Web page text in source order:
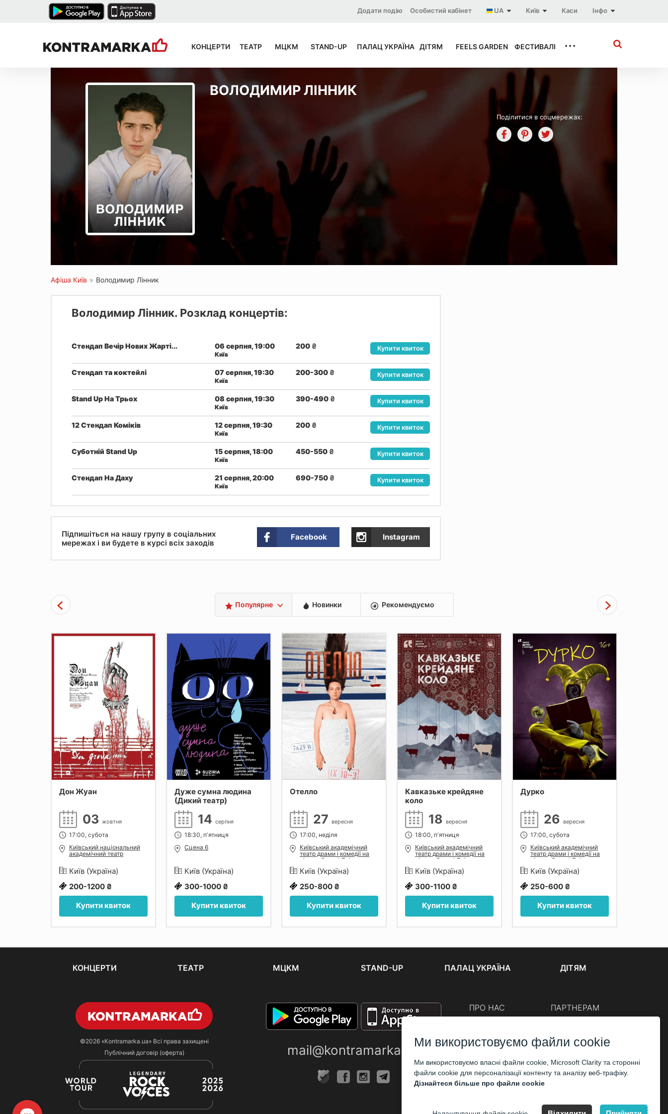
Інфо
Каси
Київ
UA
Особистий кабінет
Додати подію
КОНЦЕРТИ ТЕАТР МЦКМ STAND-UP ПАЛАЦ УКРАЇНА ДІТЯМ FEELS GARDEN ФЕСТИВАЛІ ...
ВОЛОДИМИР ЛІННИК
Поділитися в соцмережах:
Афіша Київ » Володимир Лінник
Володимир Лінник. Розклад концертів:
Стендап Вечір Нових Жарті... 06 серпня, 19:00
Київ
200 ₴ Купити квиток
Стендап та коктейлі 07 серпня, 19:30
Київ
200-300 ₴ Купити квиток
Stand Up На Трьох 08 серпня, 19:30
Київ
390-490 ₴ Купити квиток
12 Стендап Коміків 12 серпня, 19:30
Київ
200 ₴ Купити квиток
Суботній Stand Up 15 серпня, 18:00
Київ
450-550 ₴ Купити квиток
Cтендап На Даху 21 серпня, 20:00
Київ
690-750 ₴ Купити квиток
Підпишіться на нашу групу в соціальних
мережах і ви будете в курсі всіх заходів
Facebook Instagram
Популярне Новинки Рекомендуємо
Дон Жуан
03 жовтня
17:00, субота
Київський національний
академічний театр
Київ (Україна)
200-1200 ₴
Купити квиток
Дуже сумна людина
(Дикий театр)
14 серпня
18:30, пʼятниця
Сцена 6
Київ (Україна)
300-1000 ₴
Купити квиток
Отелло
27 вересня
17:00, неділя
Київський академічний
театр драми і комедії на
лівому березі Дніпра
Київ (Україна)
250-800 ₴
Купити квиток
Кавказьке крейдяне
коло
18 вересня
18:00, пʼятниця
Київський академічний
театр драми і комедії на
лівому березі Дніпра
Київ (Україна)
300-1100 ₴
Купити квиток
Дурко
26 вересня
17:00, субота
Київський академічний
театр драми і комедії на
лівому березі Дніпра
Київ (Україна)
250-600 ₴
Купити квиток
КОНЦЕРТИ ТЕАТР МЦКМ STAND-UP ПАЛАЦ УКРАЇНА ДІТЯМ
©2026 «Kontramarka.ua»Всі права захищені
Публічний договір (оферта)
mail@kontramarka.ua
ПРО НАС ПАРТНЕРАМ
Корпоративним клієнтам
Ми використовуємо файли cookie
Ми використовуємо власні файли cookie, Microsoft Clarity та сторонні
файли cookie для персоналізації контенту та аналізу веб-трафіку.
Дізнайтеся більше про файли cookie